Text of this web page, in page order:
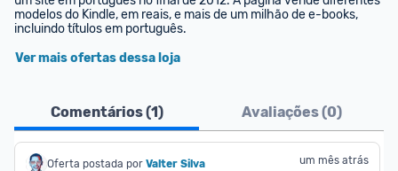
modelos do Kindle, em reais, e mais de um milhão de e-books,
incluindo títulos em português.
Ver mais ofertas dessa loja
Comentários (1) Avaliações (0)
Oferta postada por Valter Silva um mês atrás